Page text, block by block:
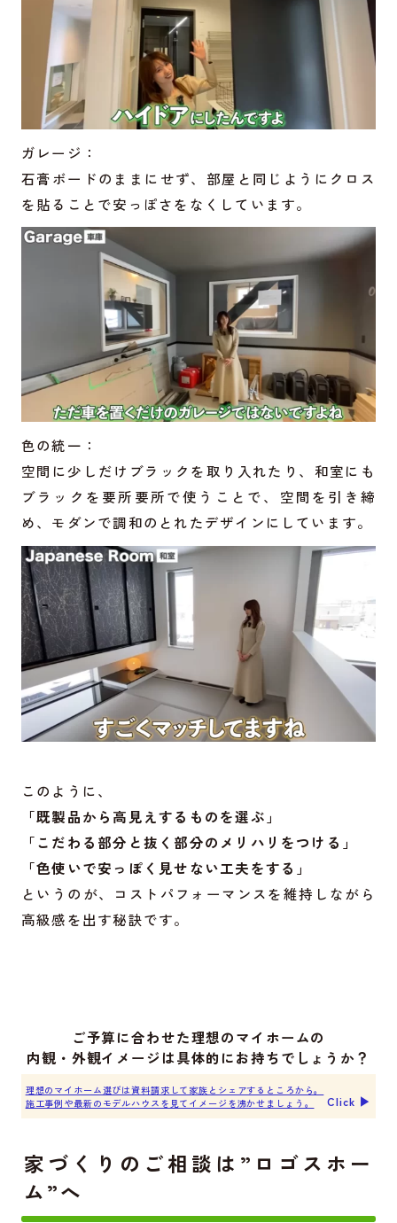
ガレージ：
石膏ボードのままにせず、部屋と同じようにクロス
を貼ることで安っぽさをなくしています。
色の統一：
空間に少しだけブラックを取り入れたり、和室にも
ブラックを要所要所で使うことで、空間を引き締
め、モダンで調和のとれたデザインにしています。
このように、
「既製品から高見えするものを選ぶ」
「こだわる部分と抜く部分のメリハリをつける」
「色使いで安っぽく見せない工夫をする」
というのが、コストパフォーマンスを維持しながら
高級感を出す秘訣です。
ご予算に合わせた理想のマイホームの
内観・外観イメージは具体的にお持ちでしょうか？
理想のマイホーム選びは資料請求して家族とシェアするところから。
施工事例や最新のモデルハウスを見てイメージを沸かせましょう。
Click ▶︎
家づくりのご相談は”ロゴスホー
ム”へ